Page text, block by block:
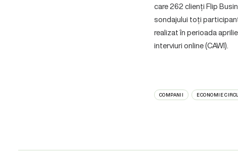
care 262 clienți Flip
sondajului toți
realizat în perioada
interviuri online (CAWI).
COMPANII ECONOMIE